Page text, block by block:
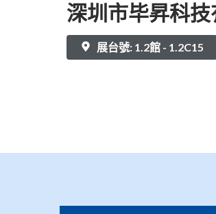
深圳市毕昇科
展台號: 1.2館 - 1.2C15